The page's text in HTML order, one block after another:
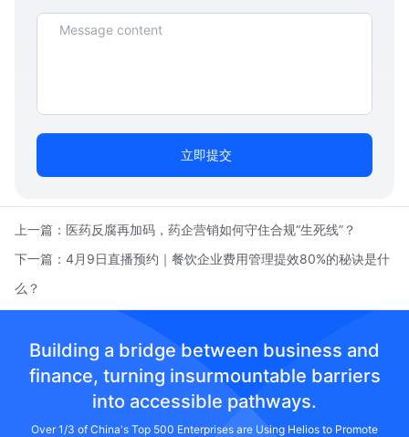
立即提交
上一篇： 医药反腐再加码，药企营销如何守住合规“生死线”？
下一篇： 4月9日直播预约｜餐饮企业费用管理提效80%的秘诀是什
么？
Building a bridge between business and
finance, turning insurmountable barriers
into accessible pathways.
Over 1/3 of China's Top 500 Enterprises are Using Helios to Promote